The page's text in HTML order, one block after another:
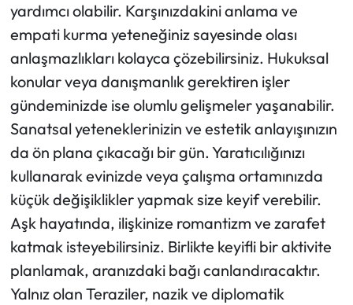
yardımcı olabilir. Karşınızdakini anlama ve
empati kurma yeteneğiniz sayesinde olası
anlaşmazlıkları kolayca çözebilirsiniz. Hukuksal
konular veya danışmanlık gerektiren işler
gündeminizde ise olumlu gelişmeler yaşanabilir.
Sanatsal yeteneklerinizin ve estetik anlayışınızın
da ön plana çıkacağı bir gün. Yaratıcılığınızı
kullanarak evinizde veya çalışma ortamınızda
küçük değişiklikler yapmak size keyif verebilir.
Aşk hayatında, ilişkinize romantizm ve zarafet
katmak isteyebilirsiniz. Birlikte keyifli bir aktivite
planlamak, aranızdaki bağı canlandıracaktır.
Yalnız olan Teraziler, nazik ve diplomatik